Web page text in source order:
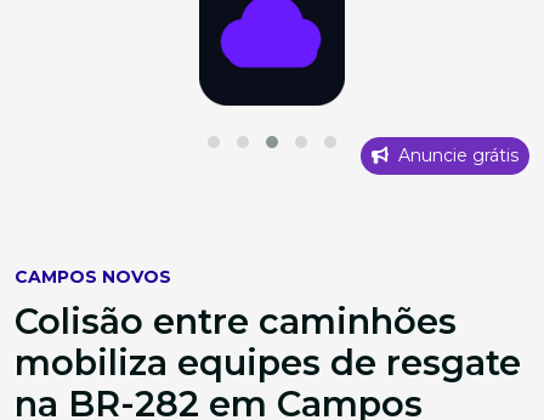
Anuncie grátis
CAMPOS NOVOS
Colisão entre caminhões
mobiliza equipes de resgate
na BR-282 em Campos